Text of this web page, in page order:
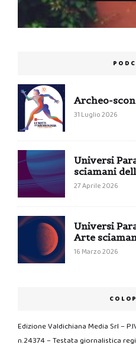
Archeo-
31 Luglio 2026
Universi
sciamani
27 Aprile 2026
Universi
Arte
16 Marzo 2026
Edizione Valdichiana Media Srl –
n.24374 – Testata giornalistica